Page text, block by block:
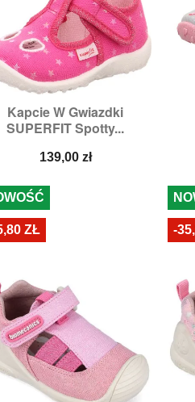
Kapcie W Gwiazdki
SUPERFIT Spotty...
Cena
139,00 zł
Szybki podgląd
Rozmiary:25,26
ZŁ -